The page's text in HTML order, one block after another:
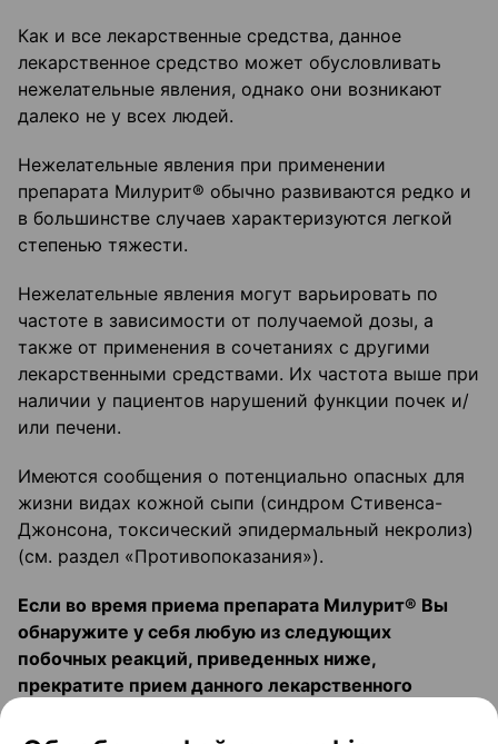
Как и все лекарственные средства, данное
лекарственное средство может обусловливать
нежелательные явления, однако они возникают
далеко не у всех людей.
Нежелательные явления при применении
препарата Милурит® обычно развиваются редко и
в большинстве случаев характеризуются легкой
степенью тяжести.
Нежелательные явления могут варьировать по
частоте в зависимости от получаемой дозы, а
также от применения в сочетаниях с другими
лекарственными средствами. Их частота выше при
наличии у пациентов нарушений функции почек и/
или печени.
Имеются сообщения о потенциально опасных для
жизни видах кожной сыпи (синдром Стивенса-
Джонсона, токсический эпидермальный некролиз)
(см. раздел «Противопоказания»).
Если во время приема препарата Милурит® Вы
обнаружите у себя любую из следующих
побочных реакций, приведенных ниже,
прекратите прием данного лекарственного
лечащим врачом: